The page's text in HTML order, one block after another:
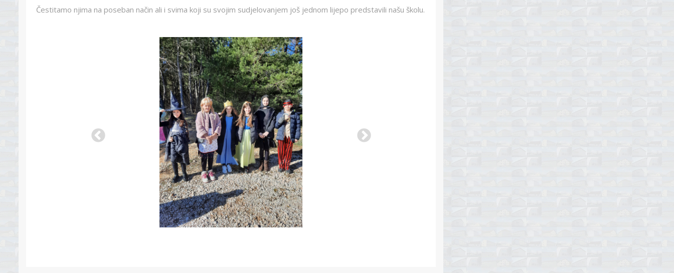
Čestitamo njima na poseban način ali i svima koji su svojim sudjelovanjem još jednom lijepo predstavili našu školu.